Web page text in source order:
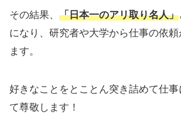
その結果、 「日本一のアリ取り名人」
になり、研究者や大学から仕事の依
ます。
好きなことをとことん突き詰めて仕
て尊敬します！